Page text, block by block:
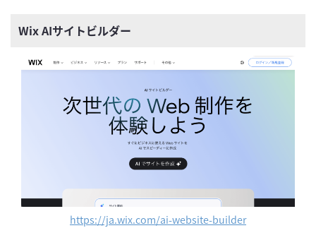
Wix AIサイトビルダー
https://ja.wix.com/ai-website-builder